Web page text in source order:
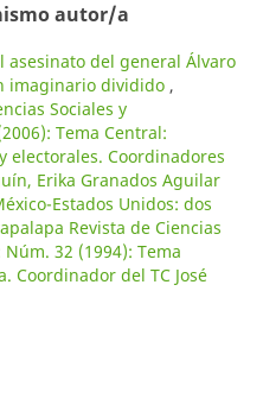
autor/a
asesinato del general Álvaro
imaginario dividido ,
Sociales y
Tema Central:
electorales. Coordinadores
Erika Granados Aguilar
Estados Unidos: dos
Revista de Ciencias
32 (1994): Tema
Coordinador del TC José